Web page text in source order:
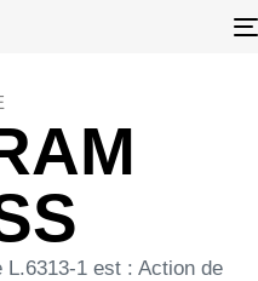
L.6313-1 est : Action de